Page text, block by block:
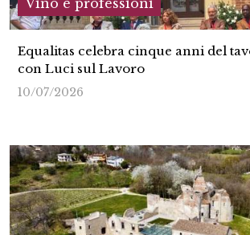
Vino e professioni
Equalitas celebra cinque anni del
con Luci sul Lavoro
10/07/2026